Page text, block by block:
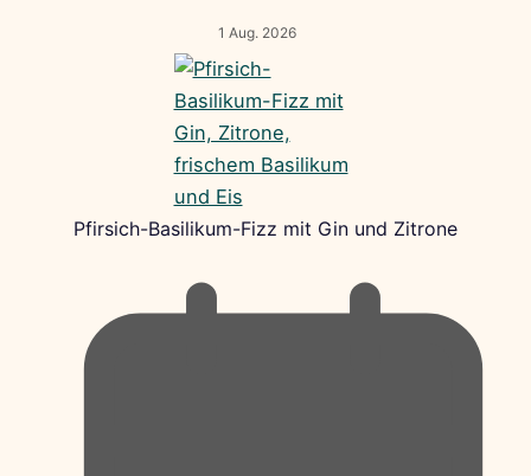
1 Aug. 2026
Pfirsich-Basilikum-Fizz mit Gin und Zitrone